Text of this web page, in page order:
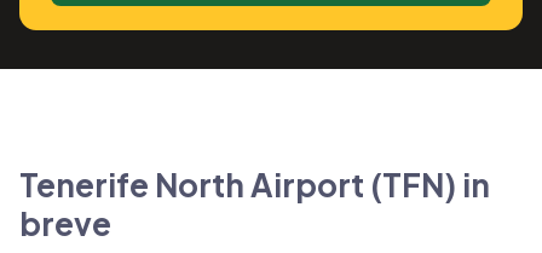
Tenerife North Airport (TFN) in
breve